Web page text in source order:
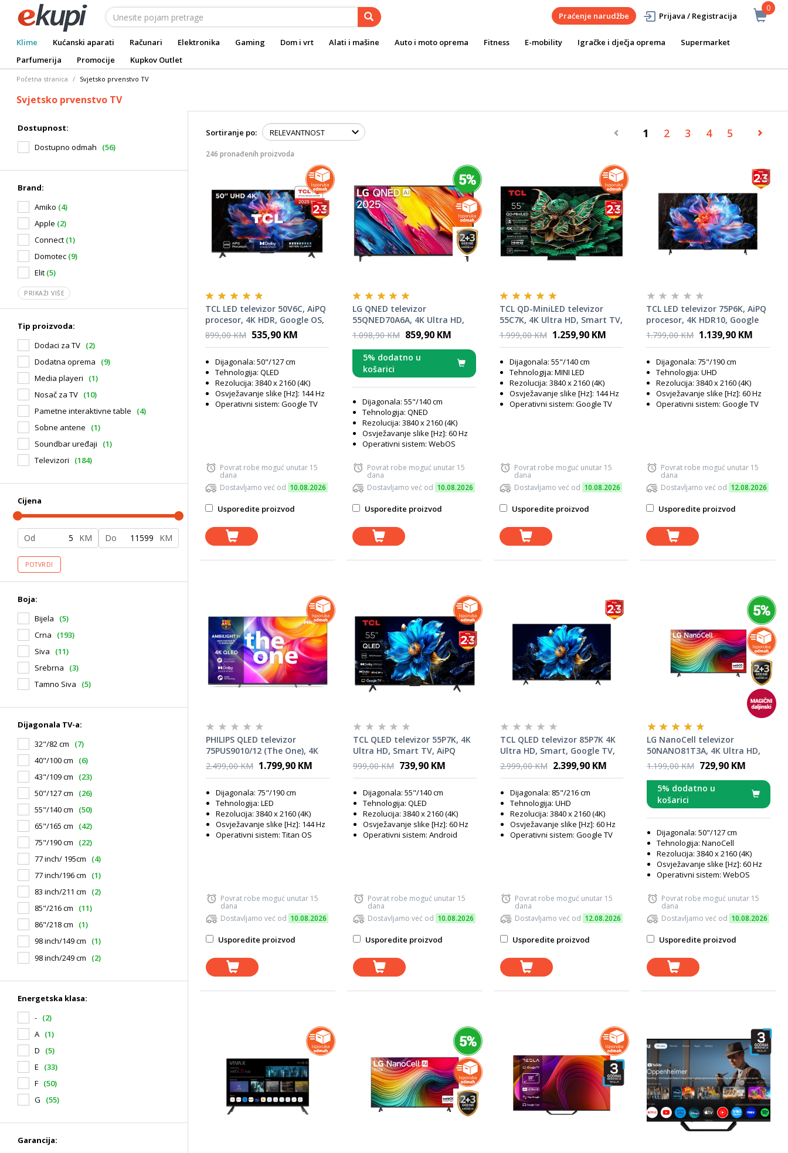
0
Praćenje narudžbe Prijava / Registracija
Klime Kućanski aparati Računari Elektronika Gaming Dom i vrt Alati i mašine Auto i moto oprema Fitness E-mobility Igračke i dječja oprema
Supermarket
Parfumerija
Promocije Kupkov Outlet
Početna stranica Svjetsko prvenstvo TV
Svjetsko prvenstvo TV
Dostupnost:
Dostupno odmah
(56)
Brand:
Amiko (4)
Apple (2)
Connect (1)
Domotec (9)
Elit (5)
PRIKAŽI VIŠE
Tip proizvoda:
Dodaci za TV (2)
Dodatna oprema
(9)
Media playeri
(1)
Nosač za TV (10)
Pametne interaktivne table
(4)
Sobne antene
(1)
Soundbar uređaji
(1)
Televizori
(184)
Cijena
Od KM Do KM
POTVRDI
Boja:
Bijela
(5)
Crna
(193)
Siva
(11)
Srebrna
(3)
Tamno Siva
(5)
Dijagonala TV-a:
32"/82 cm
(7)
40"/100 cm
(6)
43"/109 cm
(23)
50"/127 cm
(26)
55"/140 cm
(50)
65"/165 cm
(42)
75"/190 cm
(22)
77 inch/ 195cm
(4)
77 inch/196 cm
(1)
83 inch/211 cm
(2)
85"/216 cm
(11)
86"/218 cm
(1)
98 inch/149 cm
(1)
98 inch/249 cm
(2)
Energetska klasa:
- (2)
A (1)
D
(5)
E
(33)
F (50)
G
(55)
Garancija:
Sortiranje po: 1 2 3 4 5
246 pronađenih proizvoda
TCL LED televizor 50V6C, AiPQ
procesor, 4K HDR, Google OS,
HDR10, Smart TV, HVA panel,
Dolby Audio
899,00 KM 535,90 KM
Dijagonala: 50"/127 cm
Tehnologija: QLED
Rezolucija: 3840 x 2160 (4K)
Osvježavanje slike [Hz]: 144 Hz
Operativni sistem: Google TV
Povrat robe moguć unutar 15
dana
Dostavljamo već od 10.08.2026
Usporedite proizvod
LG QNED televizor
55QNED70A6A, 4K Ultra HD,
Smart TV, webOS 25, α7 AI
Processor 4K Gen8, 60Hz,
ThinQ AI, Magični daljinski,
Crni **MODEL 2025**
1.098,90 KM 859,90 KM
5% dodatno u
košarici
Dijagonala: 55"/140 cm
Tehnologija: QNED
Rezolucija: 3840 x 2160 (4K)
Osvježavanje slike [Hz]: 60 Hz
Operativni sistem: WebOS
Povrat robe moguć unutar 15
dana
Dostavljamo već od 10.08.2026
Usporedite proizvod
TCL QD-MiniLED televizor
55C7K, 4K Ultra HD, Smart TV,
Google TV, 144 Hz VRR, Audio
od Bang & Olufsena, AiPQ Pro
CrystGlow HVA panel, Ultra
tanki dizajn
1.999,00 KM 1.259,90 KM
Dijagonala: 55"/140 cm
Tehnologija: MINI LED
Rezolucija: 3840 x 2160 (4K)
Osvježavanje slike [Hz]: 144 Hz
Operativni sistem: Google TV
Povrat robe moguć unutar 15
dana
Dostavljamo već od 10.08.2026
Usporedite proizvod
TCL LED televizor 75P6K, AiPQ
procesor, 4K HDR10, Google
OS, HDR10, Smart TV, HVA
panel, Dolby Audio
1.799,00 KM 1.139,90 KM
Dijagonala: 75"/190 cm
Tehnologija: UHD
Rezolucija: 3840 x 2160 (4K)
Osvježavanje slike [Hz]: 60 Hz
Operativni sistem: Google TV
Povrat robe moguć unutar 15
dana
Dostavljamo već od 12.08.2026
Usporedite proizvod
PHILIPS QLED televizor
75PUS9010/12 (The One), 4K
Ultra HD, TITAN OS, Smart
TV, VRR 144 Hz, Ambilight, P5
Dolby Atmos, Crni
2.499,00 KM 1.799,90 KM
Dijagonala: 75"/190 cm
Tehnologija: LED
Rezolucija: 3840 x 2160 (4K)
Osvježavanje slike [Hz]: 144 Hz
Operativni sistem: Titan OS
Povrat robe moguć unutar 15
dana
Dostavljamo već od 10.08.2026
Usporedite proizvod
TCL QLED televizor 55P7K, 4K
Ultra HD, Smart TV, AiPQ
procesor, Dolby Vision ·
Atmos, HDR10+, HVA panel,
999,00 KM 739,90 KM
Dijagonala: 55"/140 cm
Tehnologija: QLED
Rezolucija: 3840 x 2160 (4K)
Osvježavanje slike [Hz]: 60 Hz
Operativni sistem: Android
Povrat robe moguć unutar 15
dana
Dostavljamo već od 10.08.2026
Usporedite proizvod
TCL QLED televizor 85P7K 4K
Ultra HD, Smart, Google TV,
AiPQ procesor, Dolby Vision ·
Atmos, HDR10+, HVA panel
2.999,00 KM 2.399,90 KM
Dijagonala: 85"/216 cm
Tehnologija: UHD
Rezolucija: 3840 x 2160 (4K)
Osvježavanje slike [Hz]: 60 Hz
Operativni sistem: Google TV
Povrat robe moguć unutar 15
dana
Dostavljamo već od 12.08.2026
Usporedite proizvod
LG NanoCell televizor
50NANO81T3A, 4K Ultra HD,
Smart TV, WebOS 24, α5 AI
Processor 4K Gen7, Magični
daljinski, Crni
1.199,00 KM 729,90 KM
5% dodatno u
košarici
Dijagonala: 50"/127 cm
Tehnologija: NanoCell
Rezolucija: 3840 x 2160 (4K)
Osvježavanje slike [Hz]: 60 Hz
Operativni sistem: WebOS
Povrat robe moguć unutar 15
dana
Dostavljamo već od 10.08.2026
Usporedite proizvod